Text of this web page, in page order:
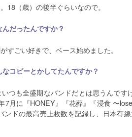
18（歳）の後半ぐらいなので。
だったんですか？
すごい好きで、ベース始めました。
コピーとかしてたんですか？
つも全盛期なバンドだとは思うんで
7月に『HONEY』『花葬』『浸食 〜
ドの最高売上枚数を記録し、日本有